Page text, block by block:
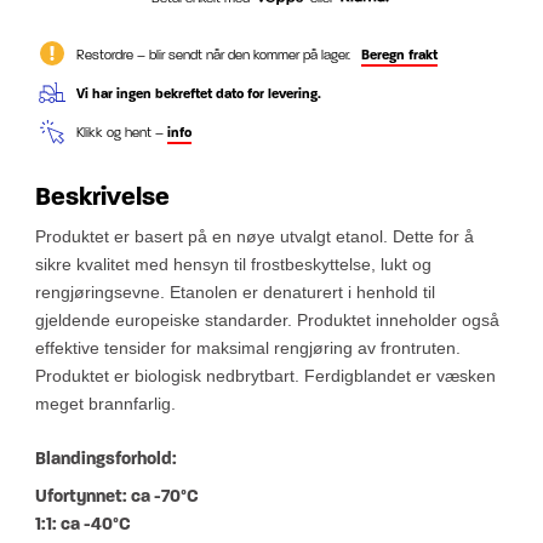
Restordre – blir sendt når den kommer på lager. Beregn frakt
Vi har ingen bekreftet dato for levering.
Klikk og hent – info
Beskrivelse
Produktet er basert på en nøye utvalgt etanol. Dette for å
sikre kvalitet med hensyn til frostbeskyttelse, lukt og
rengjøringsevne. Etanolen er denaturert i henhold til
gjeldende europeiske standarder. Produktet inneholder også
effektive tensider for maksimal rengjøring av frontruten.
Produktet er biologisk nedbrytbart. Ferdigblandet er væsken
meget brannfarlig.
Blandingsforhold:
Ufortynnet: ca -70°C
1:1: ca -40°C